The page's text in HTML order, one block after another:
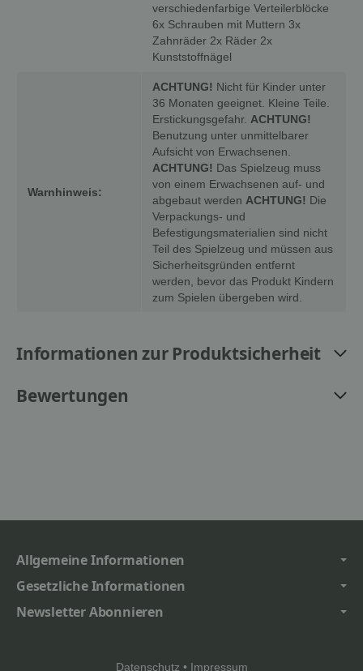
verschiedenfarbige Verteilerblöcke
6x Schrauben mit Muttern 3x
Zahnräder 2x Räder 2x
Kunststoffnägel
Warnhinweis:
ACHTUNG! Nicht für Kinder unter
36 Monaten geeignet. Kleine Teile.
Erstickungsgefahr. ACHTUNG!
Benutzung unter unmittelbarer
Aufsicht von Erwachsenen.
ACHTUNG! Das Spielzeug muss
von einem Erwachsenen auf- und
abgebaut werden ACHTUNG! Die
Verpackungs- und
Befestigungsmaterialien sind nicht
Teil des Spielzeug und müssen aus
Sicherheitsgründen entfernt
werden, bevor das Produkt Kindern
zum Spielen übergeben wird.
Informationen zur Produktsicherheit
Bewertungen
Allgemeine Informationen
Gesetzliche Informationen
Newsletter Abonnieren
Datenschutz • Impressum